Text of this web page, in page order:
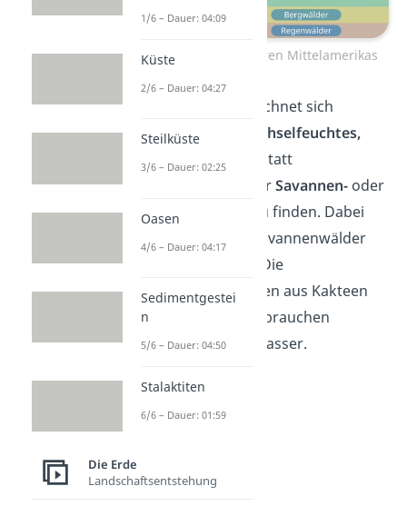
Waldzonen der Kordilleren Mittelamerikas
Die pazifische Seite zeichnet sich
dagegen durch ihr
wechselfeuchtes,
tropisches
Klima aus. Statt
Regenwäldern sind hierSavannen- oder
auchTrockenwälder
zu finden. Dabei
hängt die Grüne der Savannenwälder
vom Niederschlag ab. Die
Trockenwälder bestehen aus Kakteen
und Dornbüschen, sie brauchen
allgemein nur wenig Wasser.
1/6 – Dauer: 04:09
Küste
2/6 – Dauer: 04:27
Steilküste
3/6 – Dauer: 02:25
Oasen
4/6 – Dauer: 04:17
Sedimentgestei
n
5/6 – Dauer: 04:50
Stalaktiten
6/6 – Dauer: 01:59
Die Erde
Landschaftsentstehung